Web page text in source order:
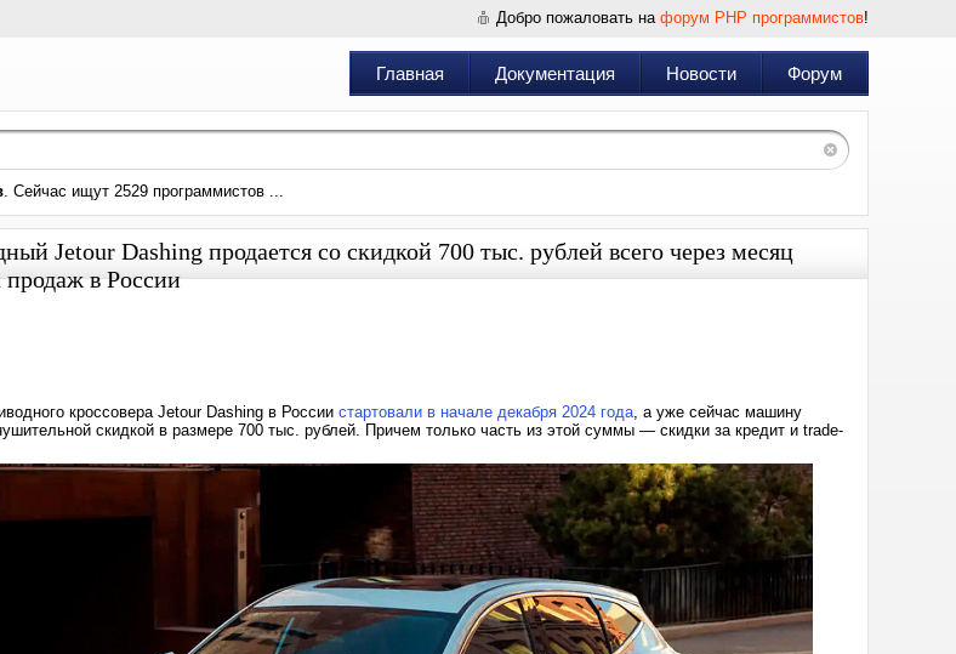
Добро пожаловать на форум PHP программистов!
Главная Документация Новости Форум
. Сейчас ищут 2529 программистов ...
Jetour Dashing продается со скидкой 700 тыс. рублей всего через месяц
продаж в России
кроссовера Jetour Dashing в России стартовали в начале декабря 2024 года, а уже сейчас машину
скидкой в размере 700 тыс. рублей. Причем только часть из этой суммы — скидки за кредит и trade-